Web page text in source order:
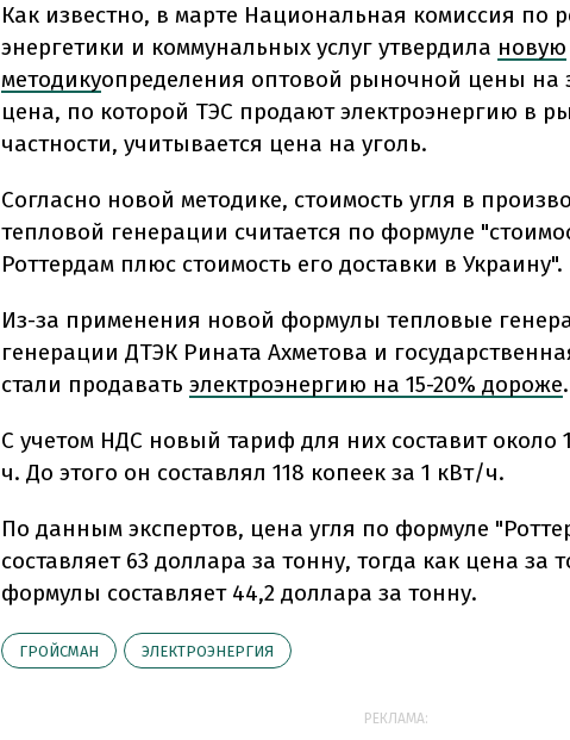
Как известно, в марте Национальная комиссия по
энергетики и коммунальных услуг утвердила новую
методикуопределения оптовой рыночной цены на
цена, по которой ТЭС продают электроэнергию в
частности, учитывается цена на уголь.
Согласно новой методике, стоимость угля в
тепловой генерации считается по формуле
Роттердам плюс стоимость его доставки в Украину".
Из-за применения новой формулы тепловые
генерации ДТЭК Рината Ахметова и
стали продавать электроэнергию на 15-20% дороже.
С учетом НДС новый тариф для них составит около
ч. До этого он составлял 118 копеек за 1 кВт/ч.
По данным экспертов, цена угля по формуле
составляет 63 доллара за тонну, тогда как цена за
формулы составляет 44,2 доллара за тонну.
ГРОЙСМАН ЭЛЕКТРОЭНЕРГИЯ
РЕКЛАМА: